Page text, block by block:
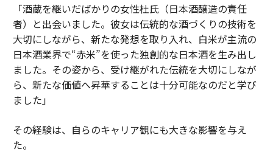
「酒蔵を継いだばかりの女性杜氏（日本酒醸造の責任
者）と出会いました。彼女は伝統的な酒づくりの技術を
大切にしながら、新たな発想を取り入れ、白米が主流の
日本酒業界で“赤米”を使った独創的な日本酒を生み出し
ました。その姿から、受け継がれた伝統を大切にしなが
ら、新たな価値へ昇華することは十分可能なのだと学び
ました」
その経験は、自らのキャリア観にも大きな影響を与え
た。